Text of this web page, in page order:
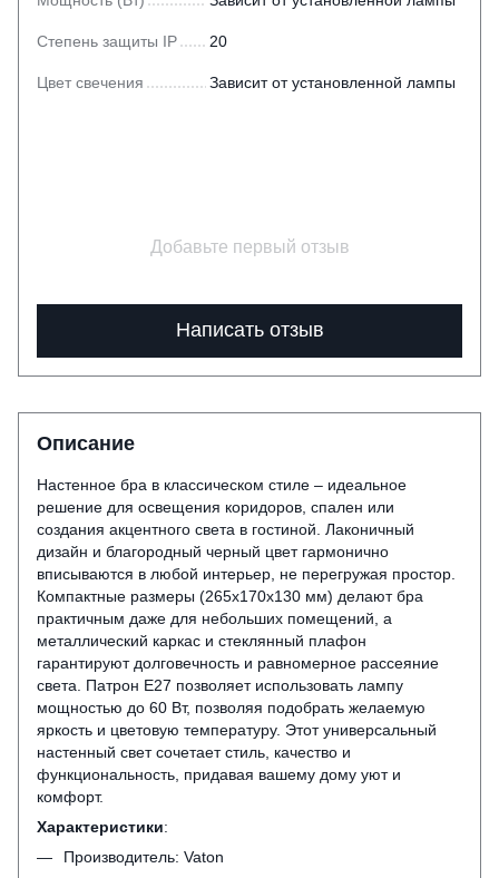
Степень защиты IP 20
Цвет свечения Зависит от установленной лампы
Добавьте первый отзыв
Написать отзыв
Описание
Настенное бра в классическом стиле – идеальное
решение для освещения коридоров, спален или
создания акцентного света в гостиной. Лаконичный
дизайн и благородный черный цвет гармонично
вписываются в любой интерьер, не перегружая простор.
Компактные размеры (265x170x130 мм) делают бра
практичным даже для небольших помещений, а
металлический каркас и стеклянный плафон
гарантируют долговечность и равномерное рассеяние
света. Патрон E27 позволяет использовать лампу
мощностью до 60 Вт, позволяя подобрать желаемую
яркость и цветовую температуру. Этот универсальный
настенный свет сочетает стиль, качество и
функциональность, придавая вашему дому уют и
комфорт.
Характеристики:
Производитель: Vaton